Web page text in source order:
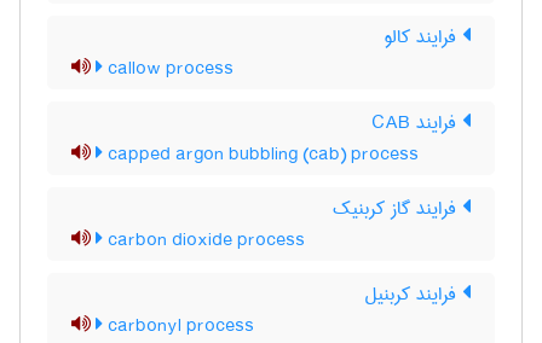
فرایند کالو
callow process
فرایند CAB
capped argon bubbling (cab) process
فرایند گاز کربنیک
carbon dioxide process
فرایند کربنیل
carbonyl process